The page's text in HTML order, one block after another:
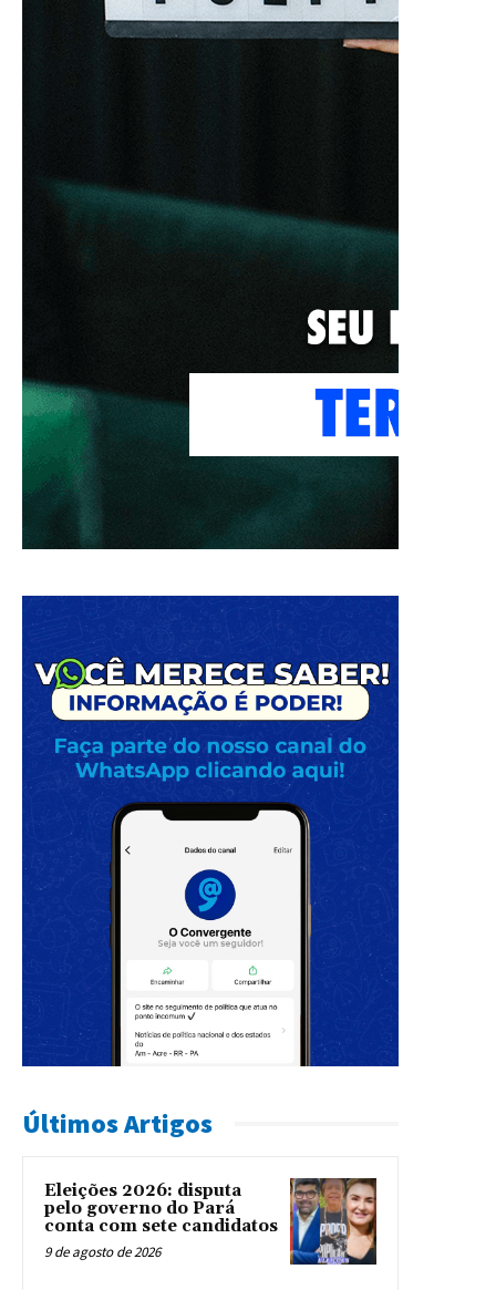
Últimos Artigos
Eleições 2026: disputa
pelo governo do Pará
conta com sete candidatos
9 de agosto de 2026